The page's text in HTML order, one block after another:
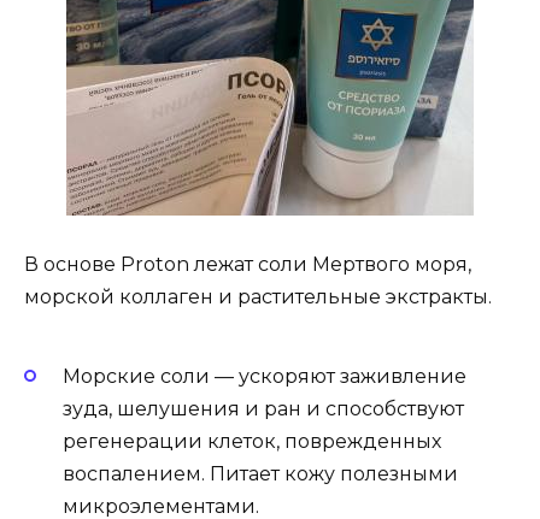
В основе Proton лежат соли Мертвого моря,
морской коллаген и растительные экстракты.
Морские соли — ускоряют заживление
зуда, шелушения и ран и способствуют
регенерации клеток, поврежденных
воспалением. Питает кожу полезными
микроэлементами.